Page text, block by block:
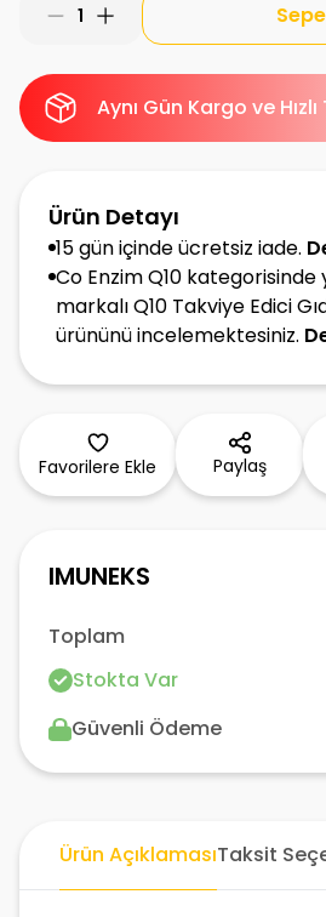
1
Aynı Gün Kargo ve
Ürün Detayı
15 gün içinde ücretsiz iade.
Co Enzim Q10 kategorisinde
markalı Q10 Takviye Edici
ürününü incelemektesiniz.
Favorilere Ekle Paylaş
IMUNEKS
Toplam
Stokta Var
Güvenli Ödeme
Ürün AçıklamasıTaksit